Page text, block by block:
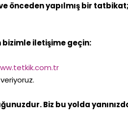
önceden yapılmış bir
bizimle iletişime geçin:
Biz bu yolda